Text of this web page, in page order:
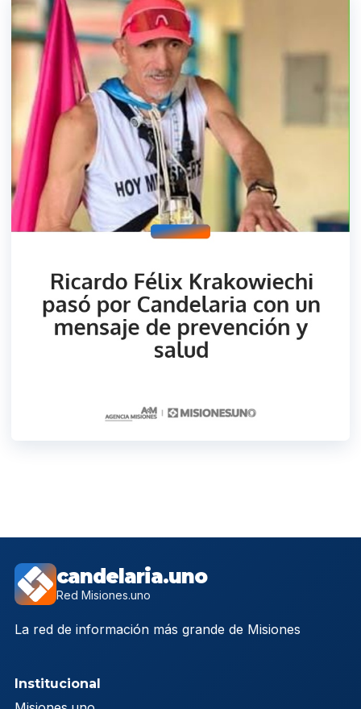
candelaria.uno
Red Misiones.uno
La red de información más grande de Misiones
Institucional